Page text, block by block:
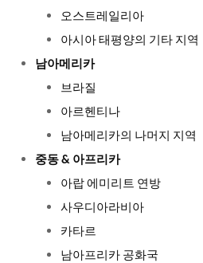
오스트레일리아
아시아 태평양의 기타 지역
남아메리카
브라질
아르헨티나
남아메리카의 나머지 지역
중동 & 아프리카
아랍 에미리트 연방
사우디아라비아
카타르
남아프리카 공화국